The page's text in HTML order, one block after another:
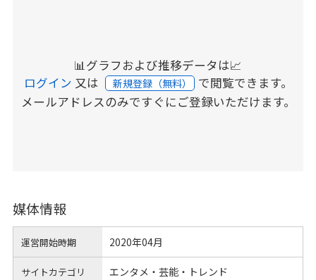
📊グラフおよび推移データは📈
ログイン 又は 新規登録（無料） で閲覧できます。
メールアドレスのみですぐにご登録いただけます。
媒体情報
運営開始時期 2020年04月
サイトカテゴリ エンタメ・芸能・トレンド